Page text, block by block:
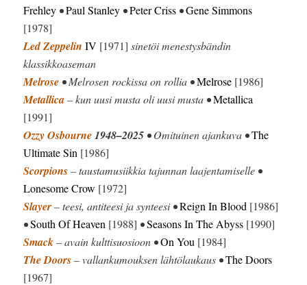
Frehley •Paul Stanley •Peter Criss •Gene Simmons
[1978]
Led Zeppelin IV [1971] sinetöi menestysbändin
klassikkoaseman
Melrose • Melrosen rockissa on rollia •Melrose [1986]
Metallica– kun uusi musta oli uusi musta •Metallica
[1991]
Ozzy Osbourne1948–2025 • Omituinen ajankuva •The
Ultimate Sin [1986]
Scorpions– taustamusiikkia tajunnan laajentamiselle •
Lonesome Crow [1972]
Slayer– teesi, antiteesi ja synteesi •Reign In Blood [1986]
•South Of Heaven [1988] •Seasons In The Abyss [1990]
Smack– avain kulttisuosioon •On You [1984]
The Doors– vallankumouksen lähtölaukaus •The Doors
[1967]